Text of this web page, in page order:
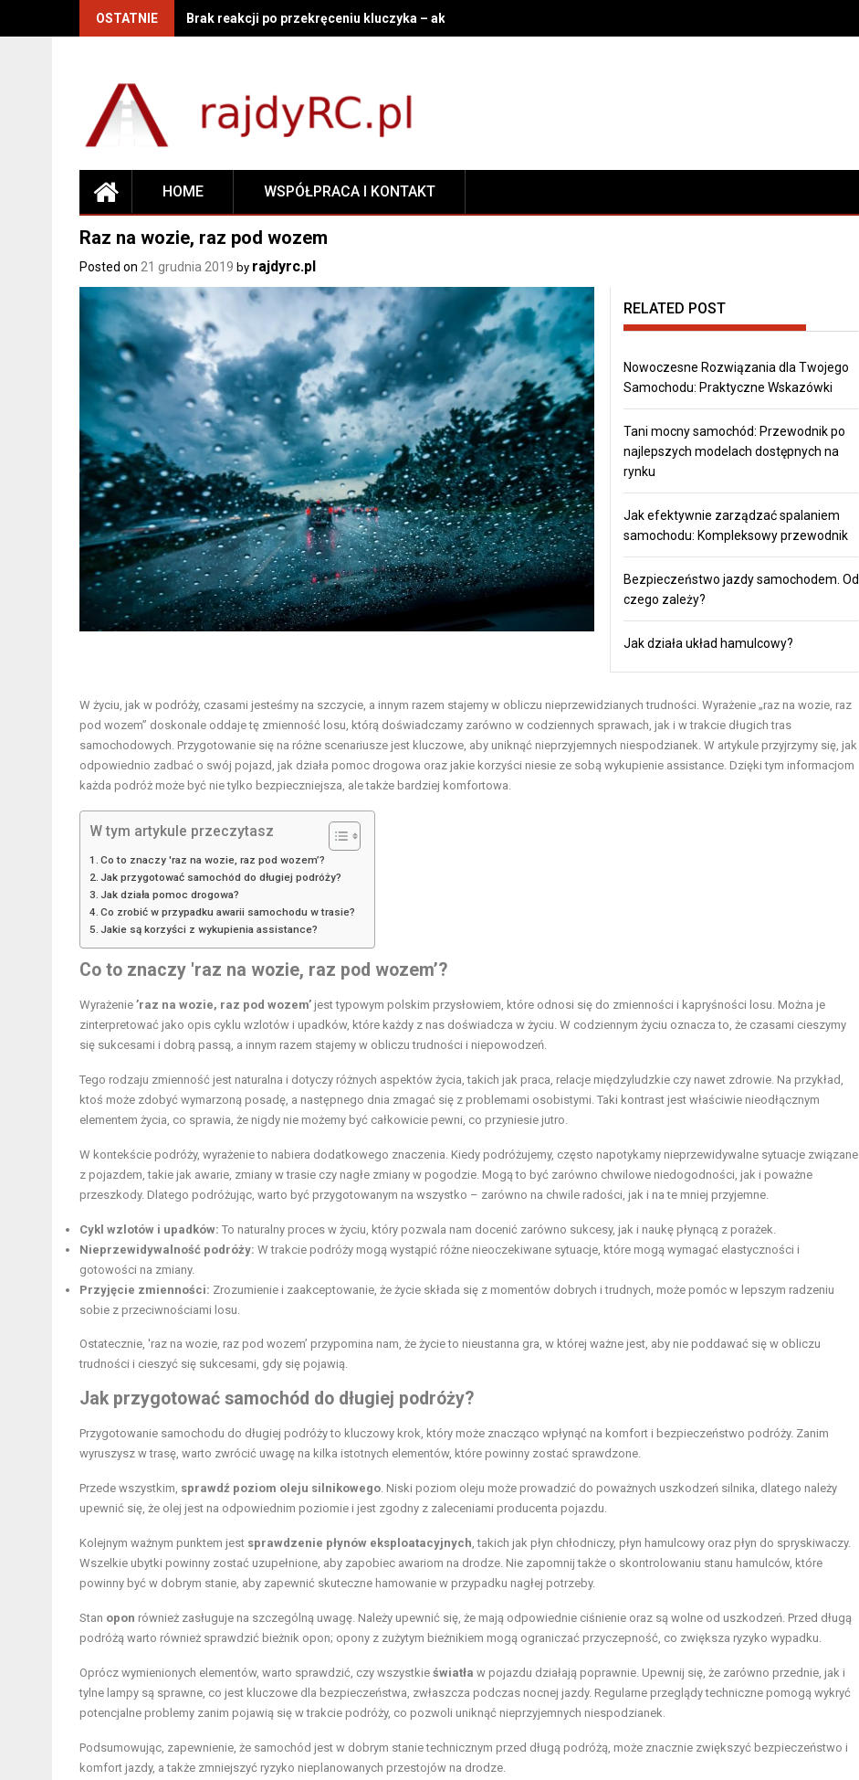
OSTATNIE Brak reakcji po przekręceniu kluczyka – akumulator, stacyjka, rozrusznik i immobilizer: jak rozpoznać winnego
HOME WSPÓŁPRACA I KONTAKT
Raz na wozie, raz pod wozem
Posted on 21 grudnia 2019 by rajdyrc.pl
RELATED POST
Nowoczesne Rozwiązania dla Twojego
Samochodu: Praktyczne Wskazówki
Tani mocny samochód: Przewodnik po
najlepszych modelach dostępnych na
rynku
Jak efektywnie zarządzać spalaniem
samochodu: Kompleksowy przewodnik
Bezpieczeństwo jazdy samochodem. Od
czego zależy?
Jak działa układ hamulcowy?
W życiu, jak w podróży, czasami jesteśmy na szczycie, a innym razem stajemy w obliczu nieprzewidzianych trudności. Wyrażenie „raz na wozie, raz
pod wozem” doskonale oddaje tę zmienność losu, którą doświadczamy zarówno w codziennych sprawach, jak i w trakcie długich tras
samochodowych. Przygotowanie się na różne scenariusze jest kluczowe, aby uniknąć nieprzyjemnych niespodzianek. W artykule przyjrzymy się, jak
odpowiednio zadbać o swój pojazd, jak działa pomoc drogowa oraz jakie korzyści niesie ze sobą wykupienie assistance. Dzięki tym informacjom
każda podróż może być nie tylko bezpieczniejsza, ale także bardziej komfortowa.
W tym artykule przeczytasz
Co to znaczy 'raz na wozie, raz pod wozem’?
Jak przygotować samochód do długiej podróży?
Jak działa pomoc drogowa?
Co zrobić w przypadku awarii samochodu w trasie?
Jakie są korzyści z wykupienia assistance?
Co to znaczy 'raz na wozie, raz pod wozem’?
Wyrażenie ’raz na wozie, raz pod wozem’ jest typowym polskim przysłowiem, które odnosi się do zmienności i kapryśności losu. Można je
zinterpretować jako opis cyklu wzlotów i upadków, które każdy z nas doświadcza w życiu. W codziennym życiu oznacza to, że czasami cieszymy
się sukcesami i dobrą passą, a innym razem stajemy w obliczu trudności i niepowodzeń.
Tego rodzaju zmienność jest naturalna i dotyczy różnych aspektów życia, takich jak praca, relacje międzyludzkie czy nawet zdrowie. Na przykład,
ktoś może zdobyć wymarzoną posadę, a następnego dnia zmagać się z problemami osobistymi. Taki kontrast jest właściwie nieodłącznym
elementem życia, co sprawia, że nigdy nie możemy być całkowicie pewni, co przyniesie jutro.
W kontekście podróży, wyrażenie to nabiera dodatkowego znaczenia. Kiedy podróżujemy, często napotykamy nieprzewidywalne sytuacje związane
z pojazdem, takie jak awarie, zmiany w trasie czy nagłe zmiany w pogodzie. Mogą to być zarówno chwilowe niedogodności, jak i poważne
przeszkody. Dlatego podróżując, warto być przygotowanym na wszystko – zarówno na chwile radości, jak i na te mniej przyjemne.
Cykl wzlotów i upadków: To naturalny proces w życiu, który pozwala nam docenić zarówno sukcesy, jak i naukę płynącą z porażek.
Nieprzewidywalność podróży: W trakcie podróży mogą wystąpić różne nieoczekiwane sytuacje, które mogą wymagać elastyczności i
gotowości na zmiany.
Przyjęcie zmienności: Zrozumienie i zaakceptowanie, że życie składa się z momentów dobrych i trudnych, może pomóc w lepszym radzeniu
sobie z przeciwnościami losu.
Ostatecznie, 'raz na wozie, raz pod wozem’ przypomina nam, że życie to nieustanna gra, w której ważne jest, aby nie poddawać się w obliczu
trudności i cieszyć się sukcesami, gdy się pojawią.
Jak przygotować samochód do długiej podróży?
Przygotowanie samochodu do długiej podróży to kluczowy krok, który może znacząco wpłynąć na komfort i bezpieczeństwo podróży. Zanim
wyruszysz w trasę, warto zwrócić uwagę na kilka istotnych elementów, które powinny zostać sprawdzone.
Przede wszystkim, sprawdź poziom oleju silnikowego Niski poziom oleju może prowadzić do poważnych uszkodzeń silnika, dlatego należy
upewnić się, że olej jest na odpowiednim poziomie i jest zgodny z zaleceniami producenta pojazdu.
Kolejnym ważnym punktem jest sprawdzenie płynów eksploatacyjnych , takich jak płyn chłodniczy, płyn hamulcowy oraz płyn do spryskiwaczy.
Wszelkie ubytki powinny zostać uzupełnione, aby zapobiec awariom na drodze. Nie zapomnij także o skontrolowaniu stanu hamulców, które
powinny być w dobrym stanie, aby zapewnić skuteczne hamowanie w przypadku nagłej potrzeby.
Stan opon również zasługuje na szczególną uwagę. Należy upewnić się, że mają odpowiednie ciśnienie oraz są wolne od uszkodzeń. Przed długą
podróżą warto również sprawdzić bieżnik opon; opony z zużytym bieżnikiem mogą ograniczać przyczepność, co zwiększa ryzyko wypadku.
Oprócz wymienionych elementów, warto sprawdzić, czy wszystkie światła w pojazdu działają poprawnie. Upewnij się, że zarówno przednie, jak i
tylne lampy są sprawne, co jest kluczowe dla bezpieczeństwa, zwłaszcza podczas nocnej jazdy. Regularne przeglądy techniczne pomogą wykryć
potencjalne problemy zanim pojawią się w trakcie podróży, co pozwoli uniknąć nieprzyjemnych niespodzianek.
Podsumowując, zapewnienie, że samochód jest w dobrym stanie technicznym przed długą podróżą, może znacznie zwiększyć bezpieczeństwo i
komfort jazdy, a także zmniejszyć ryzyko nieplanowanych przestojów na drodze.